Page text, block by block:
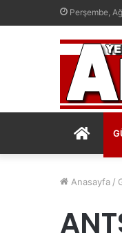
Perşembe,
Anasayfa /